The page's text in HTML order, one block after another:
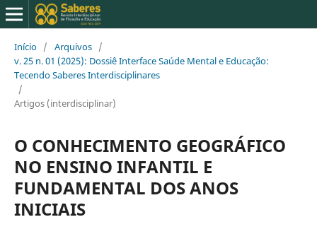
Início / Arquivos /
v. 25 n. 01 (2025): Dossiê Interface Saúde Mental e Educação:
Tecendo Saberes Interdisciplinares
/
Artigos (interdisciplinar)
O CONHECIMENTO GEOGRÁFICO
NO ENSINO INFANTIL E
FUNDAMENTAL DOS ANOS
INICIAIS